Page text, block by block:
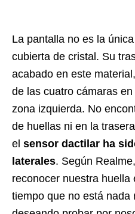
La pantalla no es la
cubierta de cristal. Su
acabado en este
de las cuatro cámaras
zona izquierda. No
de huellas ni en la
el sensor dactilar ha
laterales. Según
reconocer nuestra huella
tiempo que no está nada